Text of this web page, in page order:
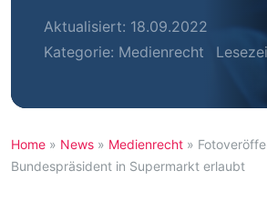
Aktualisiert: 18.09.2022
Kategorie: Medienrecht
Home » News » Medienrecht »
Bundespräsident in Supermarkt erlaubt